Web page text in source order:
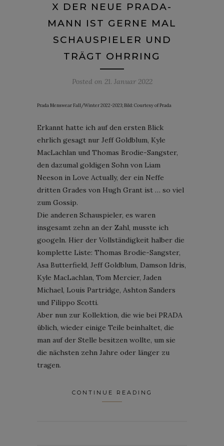
X DER NEUE PRADA-
MANN IST GERNE MAL
SCHAUSPIELER UND
TRÄGT OHRRING
Posted on 21. Januar 2022
Prada Menswear Fall/Winter 2022-2023; Bild: Courtesy of Prada
Erkannt hatte ich auf den ersten Blick
ehrlich gesagt nur Jeff Goldblum, Kyle
MacLachlan und Thomas Brodie-Sangster,
den dazumal goldigen Sohn von Liam
Neeson in Love Actually, der ein Neffe
dritten Grades von Hugh Grant ist … so viel
zum Gossip.
Die anderen Schauspieler, es waren
insgesamt zehn an der Zahl, musste ich
googeln. Hier der Vollständigkeit halber die
komplette Liste: Thomas Brodie-Sangster,
Asa Butterfield, Jeff Goldblum, Damson Idris,
Kyle MacLachlan, Tom Mercier, Jaden
Michael, Louis Partridge, Ashton Sanders
und Filippo Scotti.
Aber nun zur Kollektion, die wie bei PRADA
üblich, wieder einige Teile beinhaltet, die
man auf der Stelle besitzen wollte, um sie
die nächsten zehn Jahre oder länger zu
tragen.
CONTINUE READING